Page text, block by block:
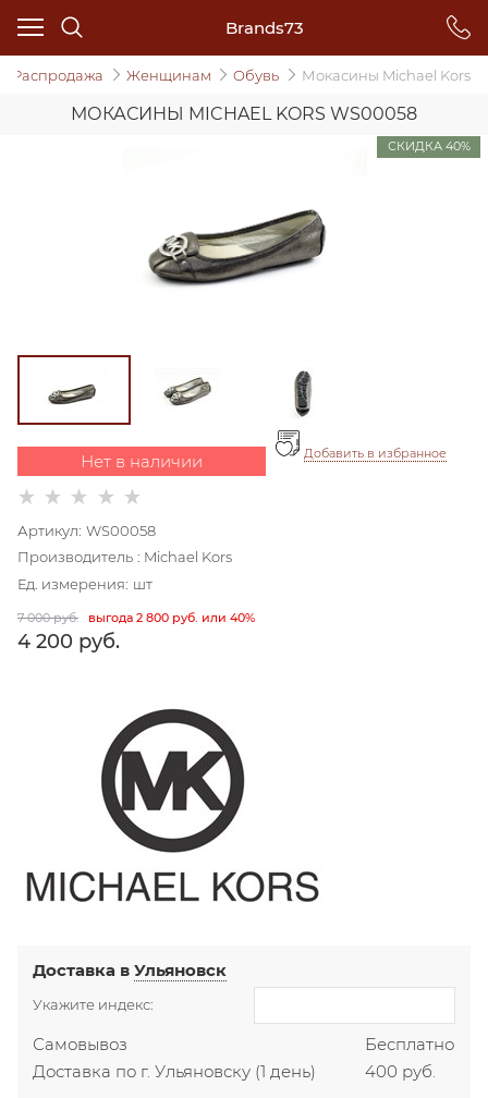
Brands73
Распродажа Женщинам Oбувь Мокасины Michael Kors
МОКАСИНЫ MICHAEL KORS WS00058
СКИДКА 40%
Нет в наличии Добавить в избранное
Артикул: WS00058
Производитель : Michael Kors
Ед. измерения: шт
7 000 руб.
4 200 руб.
выгода2 800 руб. или40%
Доставка вУльяновск
Укажите индекс:
Самовывоз
Бесплатно
Доставка по г. Ульяновску (1 день) 400 руб.